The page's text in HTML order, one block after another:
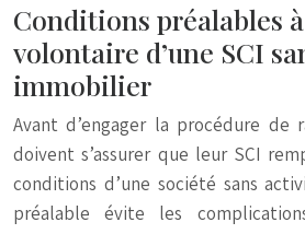
Conditions préalables
volontaire d’une SCI
immobilier
Avant d’engager la procédure de
doivent s’assurer que leur SCI
conditions d’une société sans
préalable évite les